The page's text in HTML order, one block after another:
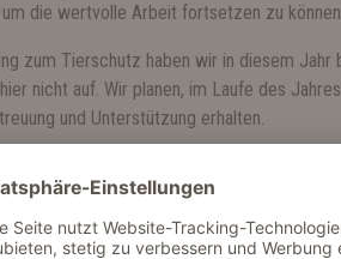
die wertvolle Arbeit fortsetzen zu
zum Tierschutz haben wir in diesem
nicht auf. Wir planen, im Laufe des
und Unterstützung erhalten.
Unternehmen eine wichtige Rolle im
für die Tierheime ist ein